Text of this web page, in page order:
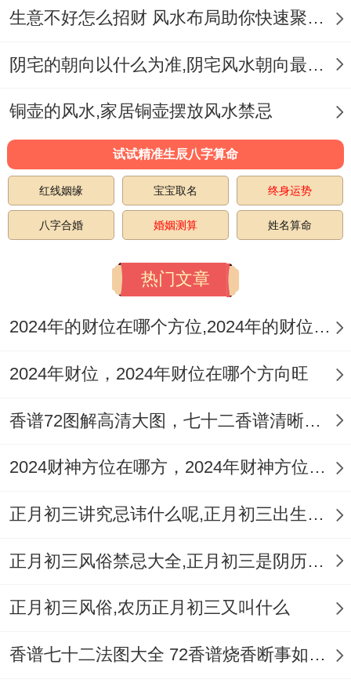
围...
在筹备婚礼时~不妨多关注2025年的吉利方
上举行婚礼、布置场地同布置新房，以获得
吉星的庇佑同照拂！
结婚的新人有机会在正东方布置场地，再加
上卧室正东方摆放一个‘祥安阁双鱼得水’、
姻缘与美、为婚姻生活增添更多的幸福合美
白首偕老。
生意不好怎么招财 风水布局助你快速聚财旺运
阴宅的朝向以什么为准,阴宅风水朝向最佳方位选择
铜壶的风水,家居铜壶摆放风水禁忌
试试精准生辰八字算命
红线姻缘 宝宝取名 终身运势
八字合婚 婚姻测算 姓名算命
热门文章
2024年的财位在哪个方位,2024年的财位在哪一个方位利偏财
2024年财位，2024年财位在哪个方向旺
香谱72图解高清大图，七十二香谱清晰大图2024精准版
2024财神方位在哪方，2024年财神方位会在哪方出现
正月初三讲究忌讳什么呢,正月初三出生的人命运怎么样
正月初三风俗禁忌大全,正月初三是阴历还是阳历
正月初三风俗,农历正月初三又叫什么
香谱七十二法图大全 72香谱烧香断事如何才灵验